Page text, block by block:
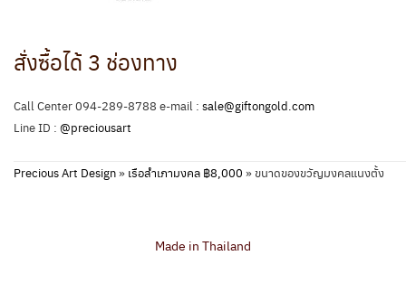
สั่งซื้อได้ 3 ช่องทาง
Call Center 094-289-8788 e-mail : sale@giftongold.com
Line ID : @preciousart
Precious Art Design» เรือสำเภามงคล ฿8,000 »ขนาดของขวัญมงคลแนงตั้ง
Made in Thailand